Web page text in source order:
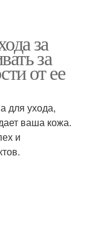
за
за
от ее
для ухода,
ваша кожа.
и